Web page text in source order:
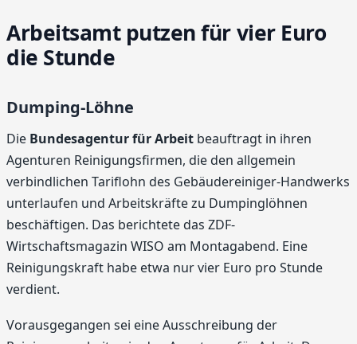
Arbeitsamt putzen für vier Euro
die Stunde
Dumping-Löhne
Die Bundesagentur für Arbeit beauftragt in ihren
Agenturen Reinigungsfirmen, die den allgemein
verbindlichen Tariflohn des Gebäudereiniger-Handwerks
unterlaufen und Arbeitskräfte zu Dumpinglöhnen
beschäftigen. Das berichtete das ZDF-
Wirtschaftsmagazin WISO am Montagabend. Eine
Reinigungskraft habe etwa nur vier Euro pro Stunde
verdient.
Vorausgegangen sei eine Ausschreibung der